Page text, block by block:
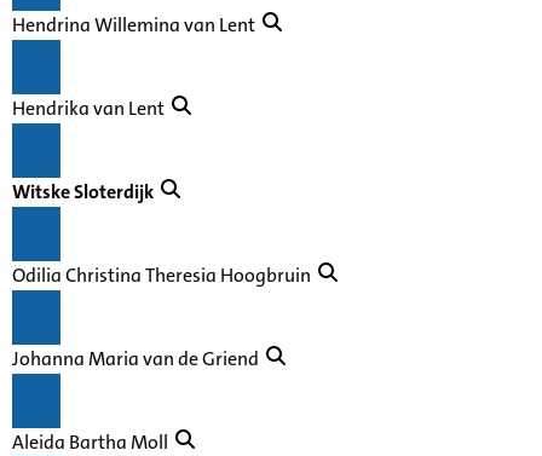
Hendrina Willemina van Lent
Hendrika van Lent
Witske Sloterdijk
Odilia Christina Theresia Hoogbruin
Johanna Maria van de Griend
Aleida Bartha Moll